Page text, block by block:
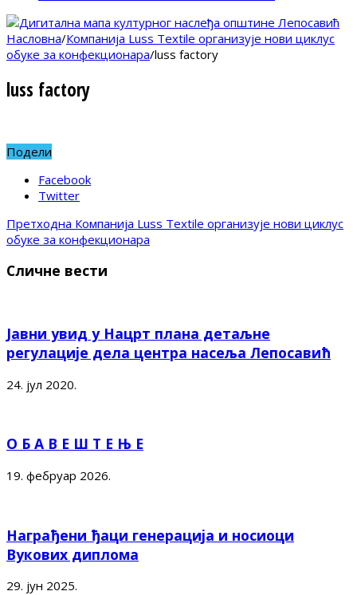
Насловна/Компанија Luss Textile организује нови циклус
обуке за конфекционара/luss factory
luss factory
Подели
Facebook
Twitter
Претходна Компанија Luss Textile организује нови циклус
обуке за конфекционара
Сличне вести
Јавни увид у Нацрт плана детаљне
регулације дела центра насеља Лепосавић
24. јул 2020.
О Б А В Е Ш Т Е Њ Е
19. фебруар 2026.
Награђени ђаци генерација и носиоци
Вукових диплома
29. јун 2025.